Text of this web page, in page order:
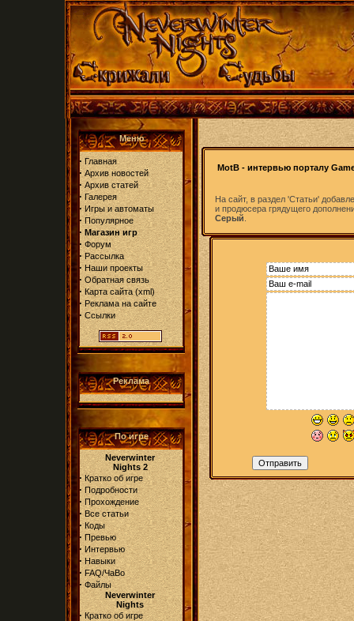
Меню
· Главная
· Архив новостей
· Архив статей
· Галерея
· Игры и автоматы
· Популярное
· Магазин игр
· Форум
· Рассылка
· Наши проекты
· Обратная связь
· Карта сайта(xml)
· Реклама на сайте
· Ссылки
Реклама
По игре
Neverwinter
Nights 2
· Кратко об игре
· Подробности
· Прохождение
· Все статьи
· Коды
· Превью
· Интервью
· Навыки
· FAQ/ЧаВо
· Файлы
Neverwinter
Nights
· Кратко об игре
MotB - интервью порталу
На сайт, в раздел 'Статьи'
и продюсера грядущего
Серый